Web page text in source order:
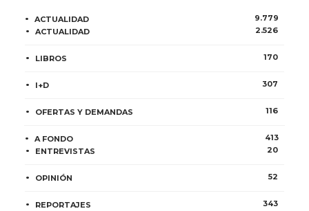
ACTUALIDAD
9.779
ACTUALIDAD
2.526
LIBROS 170
I+D 307
OFERTAS Y DEMANDAS 116
A FONDO
413
ENTREVISTAS
20
OPINIÓN 52
REPORTAJES 343